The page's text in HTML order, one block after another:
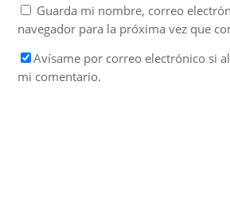
Guarda mi nombre, correo
navegador para la próxima vez que
Avísame por correo electrónico si
mi comentario.